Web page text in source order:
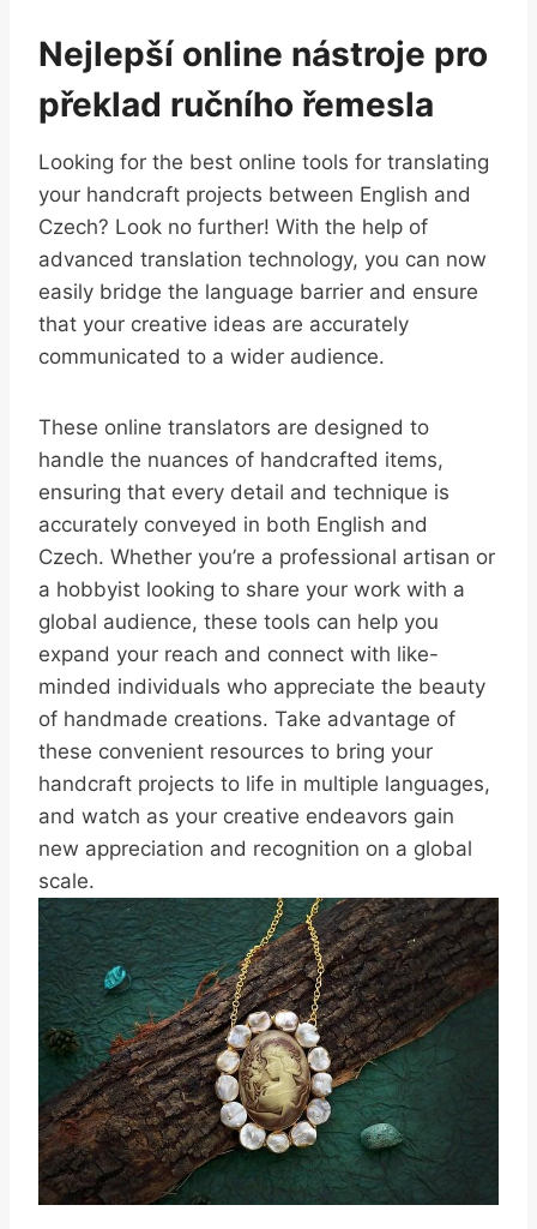
Nejlepší online nástroje pro
překlad ručního řemesla
Looking for the best online tools for translating
your handcraft projects between English and
Czech? Look no further! With the help of
advanced translation technology, you can now
easily bridge the language barrier and ensure
that your creative ideas are accurately
communicated to a wider audience.
These online translators are designed to
handle the nuances of handcrafted items,
ensuring that every detail and technique is
accurately conveyed in both English and
Czech. Whether you’re a professional artisan or
a hobbyist looking to share your work with a
global audience, these tools can help you
expand your reach and connect with like-
minded individuals who appreciate the beauty
of handmade creations. Take advantage of
these convenient resources to bring your
handcraft projects to life in multiple languages,
and watch as your creative endeavors gain
new appreciation and recognition on a global
scale.